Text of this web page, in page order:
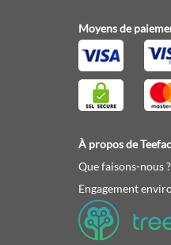
Moyens de
À propos de
Que faisons-nous ?
Engagement